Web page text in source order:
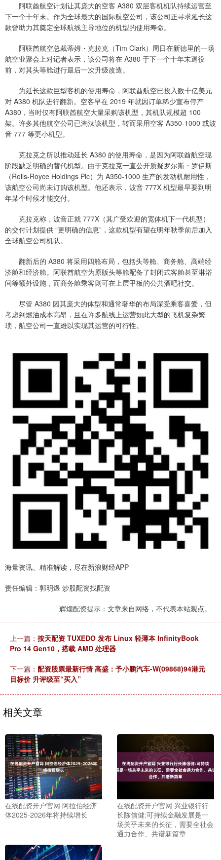
阿联酋航空计划让其庞大的空客 A380 双层客机机队持续运营至
下一个十年末。作为全球最大的国际航空公司，该公司正寻求延长这
款曾助力其奠定全球航线主导地位的机型的使用寿命。
阿联酋航空总裁蒂姆・克拉克（Tim Clark）周日在新德里的一场
航空业聚会上对记者表示，该公司将在 A380 于下一个十年末退役
前，对其头等舱进行最后一次升级改造。
为延长这款巨型客机的使用寿命，阿联酋航空已投入数十亿美元
对 A380 机队进行翻新。空客早在 2019 年就因订单稀少宣布停产
A380，当时仅有阿联酋航空大量采购该机型，其机队规模超 100
架。许多其他航空公司已淘汰该机型，转而采用空客 A350-1000 或波
音 777 等更小机型。
克拉克之所以推动延长 A380 的使用寿命，是因为阿联酋航空现
阶段缺乏明确的替代机型。由于克拉克一直公开质疑罗尔斯・罗伊斯
（Rolls-Royce Holdings Plc）为 A350-1000 生产的发动机耐用性，
该航空公司尚未订购该机型。他还表示，波音 777X 机型最早要到明
年某个时候才能交付。
克拉克称，波音正就 777X（其广受欢迎的宽体机下一代机型）
的交付计划提供 “更明确的信息”，这款机型有望在明年秋季前后加入
全球航空公司机队。
翻新后的 A380 将采用四舱布局，包括头等舱、商务舱、高端经
济舱和经济舱。阿联酋航空为原版头等舱配备了封闭式客舱甚至淋浴
间等额外设施，而商务舱乘客则可在上层甲板的公共酒吧社交。
尽管 A380 因其庞大的体型和通常奢华的布局深受乘客喜爱，但
考虑到燃油成本高昂，且在许多航线上运营如此大型的飞机复杂繁
琐，航空公司一直难以实现其运营的可行性。
海量资讯、精准解读，尽在新浪财经APP
责任编辑：郭明煜 炒股配资找配资
辉煌配资提示：文章来自网络，不代表本站观点。
上一篇： 按天配资 TUXEDO 发布 Linux 轻薄本 InfinityBook
Pro 14 Gen10，搭载 AMD 处理器
下一篇： 配资股票最新行情 高盛：予小鹏汽车-W(09868)94港元
目标价 升评级至“买入”
相关文章
在线配资开户官网 阿拉伯经济
体2025-2026年将持续增长
在线配资开户官网 兴业银行行
长陈信健:可持续金融发展是一
场关乎未来的长征，需要全社会
通力合作、共谱新篇章